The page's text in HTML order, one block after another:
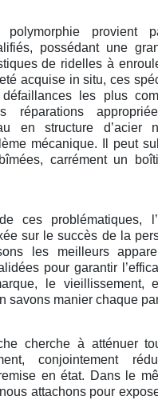
polymorphie provient
possédant une
de ridelles à
acquise in situ, ces
les plus
réparations
en structure d’acier
mécanique. Il peut
carrément un
ces problématiques,
sur le succès de la
les meilleurs
pour garantir
le vieillissement,
savons manier chaque
cherche à atténuer
conjointement
en état. Dans le
attachons pour